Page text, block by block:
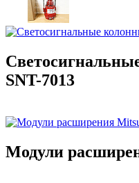
SNT-7013
Модули